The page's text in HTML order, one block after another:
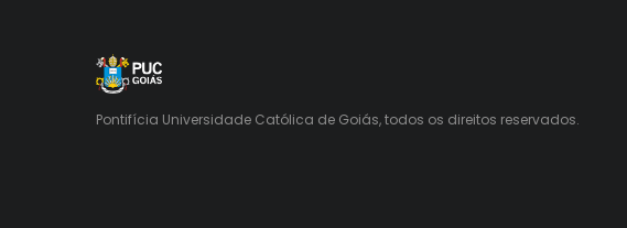
Pontifícia Universidade Católica de Goiás, todos os direitos reservados.